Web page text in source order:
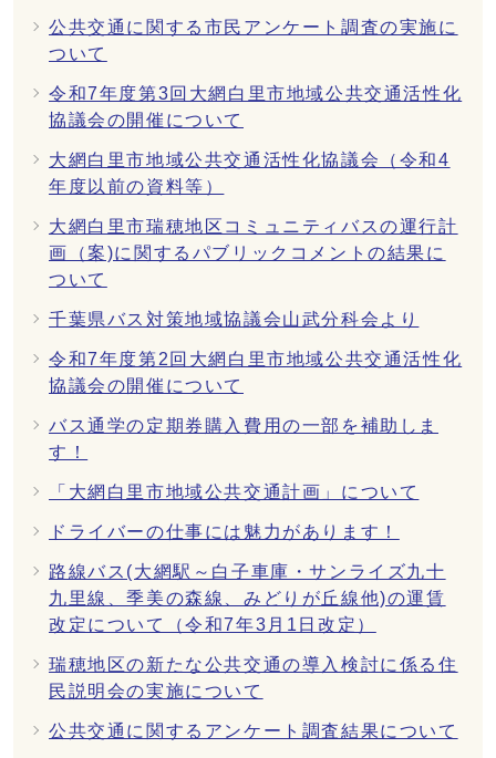
公共交通に関する市民アンケート調査の実施に
ついて
令和7年度第3回大網白里市地域公共交通活性化
協議会の開催について
大網白里市地域公共交通活性化協議会（令和4
年度以前の資料等）
大網白里市瑞穂地区コミュニティバスの運行計
画（案)に関するパブリックコメントの結果に
ついて
千葉県バス対策地域協議会山武分科会より
令和7年度第2回大網白里市地域公共交通活性化
協議会の開催について
バス通学の定期券購入費用の一部を補助しま
す！
「大網白里市地域公共交通計画」について
ドライバーの仕事には魅力があります！
路線バス(大網駅～白子車庫・サンライズ九十
九里線、季美の森線、みどりが丘線他)の運賃
改定について（令和7年3月1日改定）
瑞穂地区の新たな公共交通の導入検討に係る住
民説明会の実施について
公共交通に関するアンケート調査結果について